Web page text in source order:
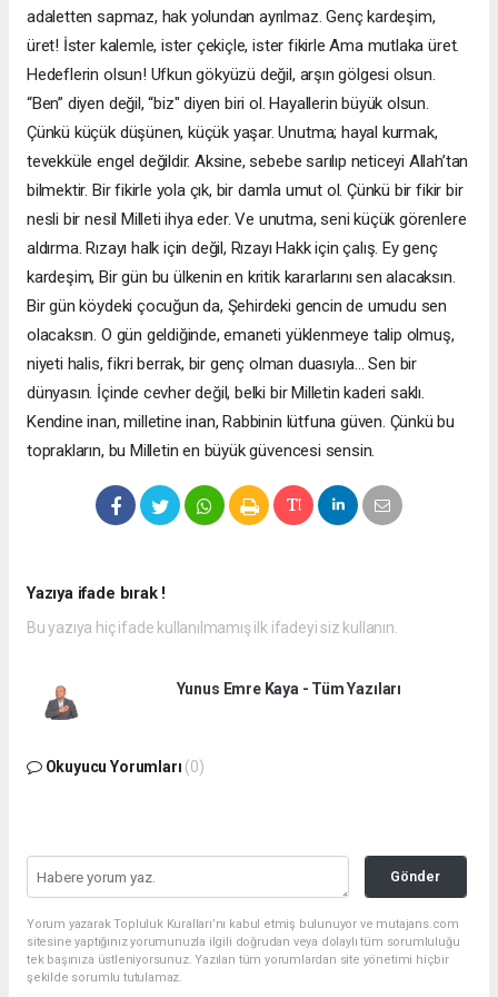
adaletten sapmaz, hak yolundan ayrılmaz. Genç kardeşim,
üret! İster kalemle, ister çekiçle, ister fikirle Ama mutlaka üret.
Hedeflerin olsun! Ufkun gökyüzü değil, arşın gölgesi olsun.
“Ben” diyen değil, “biz" diyen biri ol. Hayallerin büyük olsun.
Çünkü küçük düşünen, küçük yaşar. Unutma; hayal kurmak,
tevekküle engel değildir. Aksine, sebebe sarılıp neticeyi Allah’tan
bilmektir. Bir fikirle yola çık, bir damla umut ol. Çünkü bir fikir bir
nesli bir nesil Milleti ihya eder. Ve unutma, seni küçük görenlere
aldırma. Rızayı halk için değil, Rızayı Hakk için çalış. Ey genç
kardeşim, Bir gün bu ülkenin en kritik kararlarını sen alacaksın.
Bir gün köydeki çocuğun da, Şehirdeki gencin de umudu sen
olacaksın. O gün geldiğinde, emaneti yüklenmeye talip olmuş,
niyeti halis, fikri berrak, bir genç olman duasıyla... Sen bir
dünyasın. İçinde cevher değil, belki bir Milletin kaderi saklı.
Kendine inan, milletine inan, Rabbinin lütfuna güven. Çünkü bu
toprakların, bu Milletin en büyük güvencesi sensin.
Yazıya ifade bırak !
Bu yazıya hiç ifade kullanılmamış ilk ifadeyi siz kullanın.
Yunus Emre Kaya - Tüm Yazıları
Okuyucu Yorumları (0)
Gönder
Yorum yazarak Topluluk Kuralları’nı kabul etmiş bulunuyor ve mutajans.com
sitesine yaptığınız yorumunuzla ilgili doğrudan veya dolaylı tüm sorumluluğu
tek başınıza üstleniyorsunuz. Yazılan tüm yorumlardan site yönetimi hiçbir
şekilde sorumlu tutulamaz.